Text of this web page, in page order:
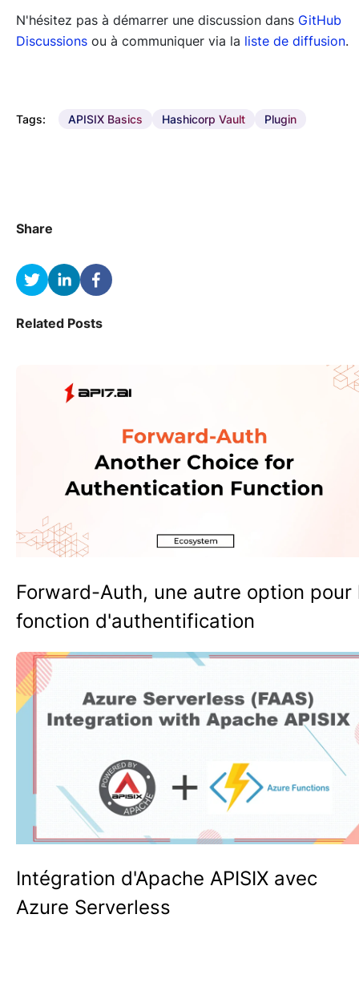
N'hésitez pas à démarrer une discussion dans GitHub
Discussions ou à communiquer via la liste de diffusion.
Tags: APISIX Basics Hashicorp Vault Plugin
Share
Related Posts
Forward-Auth, une autre option pour
fonction d'authentification
Intégration d'Apache APISIX avec
Azure Serverless